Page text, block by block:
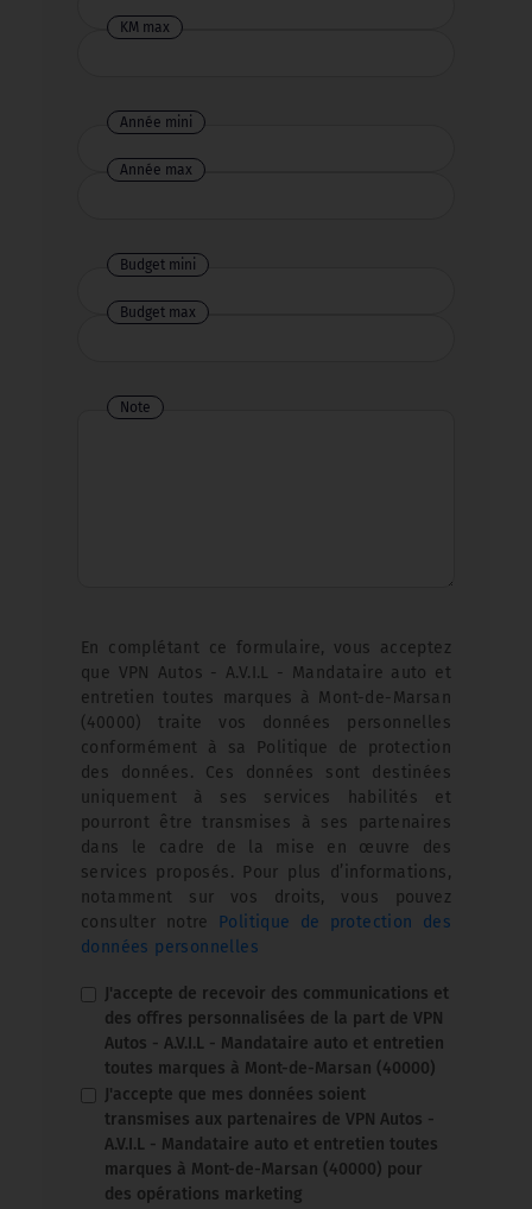
KM max
Année mini
Année max
Budget mini
Budget max
Note
En complétant ce formulaire, vous acceptez
que VPN Autos - A.V.I.L - Mandataire auto et
entretien toutes marques à Mont-de-Marsan
(40000) traite vos données personnelles
conformément à sa Politique de protection
des données. Ces données sont destinées
uniquement à ses services habilités et
pourront être transmises à ses partenaires
dans le cadre de la mise en œuvre des
services proposés. Pour plus d’informations,
notamment sur vos droits, vous pouvez
consulter notre Politique de protection des
données personnelles
J'accepte de recevoir des communications et
des offres personnalisées de la part de VPN
Autos - A.V.I.L - Mandataire auto et entretien
toutes marques à Mont-de-Marsan (40000)
J'accepte que mes données soient
transmises aux partenaires de VPN Autos -
A.V.I.L - Mandataire auto et entretien toutes
marques à Mont-de-Marsan (40000) pour
des opérations marketing